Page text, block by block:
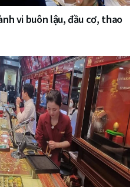
vi buôn lậu, đầu cơ, thao